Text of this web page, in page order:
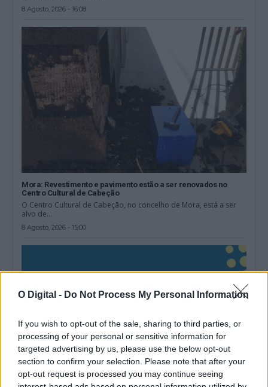
O Digital - Do Not Process My Personal Information
If you wish to opt-out of the sale, sharing to third parties, or
processing of your personal or sensitive information for
targeted advertising by us, please use the below opt-out
section to confirm your selection. Please note that after your
opt-out request is processed you may continue seeing
8 Agosto, 2026 - 16:08
Mora: Revestimento e pavimento estão a ser renovados no
Centro Cultural de Cabeção
O Centro Cultural de Cabeção, no concelho de Mora, está a ser
alvo de...
8 Agosto, 2026 - 15:00